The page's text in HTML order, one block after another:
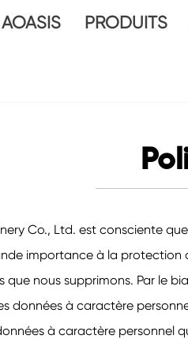
PRODUITS
Co., Ltd. est consciente
importance à la protection
que nous supprimons. Par le
données à caractère
à caractère personnel